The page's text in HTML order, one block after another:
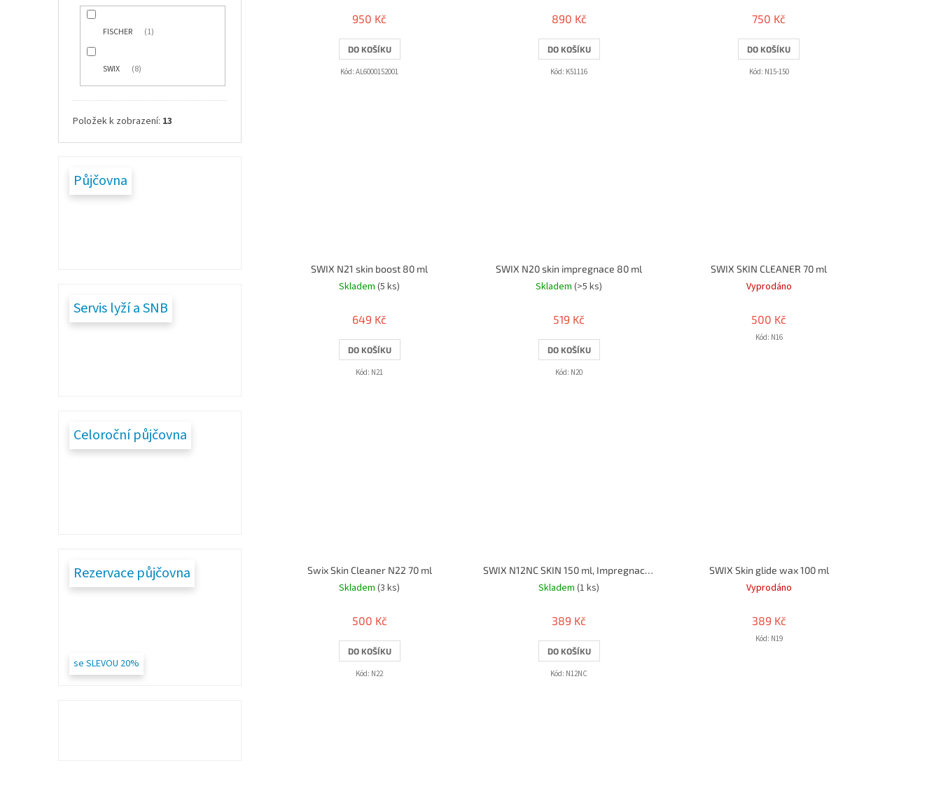
FISCHER 1
SWIX 8
Položek k zobrazení: 13
Půjčovna
Servis lyží a SNB
Celoroční půjčovna
Rezervace půjčovna
se SLEVOU 20%
950 Kč
DO KOŠÍKU
Kód:AL6000152001
890 Kč
DO KOŠÍKU
Kód: K51116
750 Kč
DO KOŠÍKU
Kód: N15-150
SWIX N21 skin boost 80 ml
Skladem(5 ks)
649 Kč
DO KOŠÍKU
Kód: N21
SWIX N20 skin impregnace 80 ml
Skladem(>5 ks)
519 Kč
DO KOŠÍKU
Kód: N20
SWIX SKIN CLEANER 70 ml
Vyprodáno
500 Kč
Kód: N16
Swix Skin Cleaner N22 70 ml
Skladem(3 ks)
500 Kč
DO KOŠÍKU
Kód: N22
SWIX N12NC SKIN 150 ml, Impregnace Skialp
Skladem(1 ks)
389 Kč
DO KOŠÍKU
Kód: N12NC
SWIX Skin glide wax 100 ml
Vyprodáno
389 Kč
Kód: N19